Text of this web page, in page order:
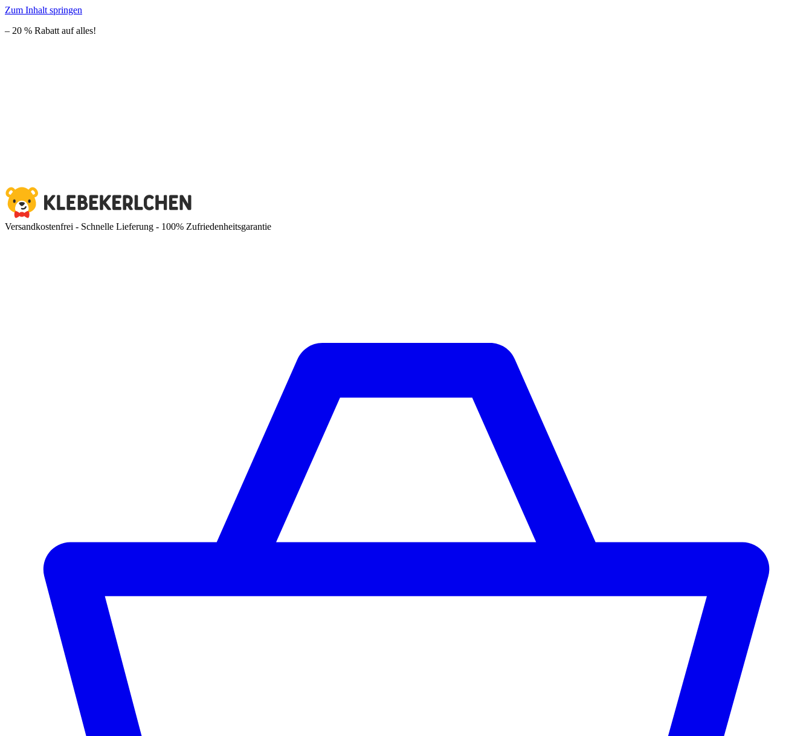
Zum Inhalt springen
– 20 % Rabatt auf alles!
Versandkostenfrei - Schnelle Lieferung - 100% Zufriedenheitsgarantie